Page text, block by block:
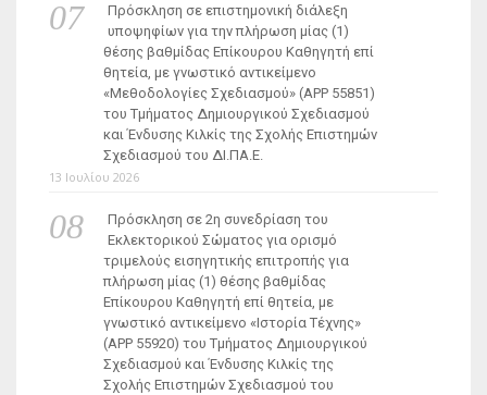
Πρόσκληση σε επιστημονική διάλεξη
υποψηφίων για την πλήρωση μίας (1)
θέσης βαθμίδας Επίκουρου Καθηγητή επί
θητεία, με γνωστικό αντικείμενο
«Μεθοδολογίες Σχεδιασμού» (ΑΡΡ 55851)
του Τμήματος Δημιουργικού Σχεδιασμού
και Ένδυσης Κιλκίς της Σχολής Επιστημών
Σχεδιασμού του ΔΙ.ΠΑ.Ε.
13 Ιουλίου 2026
Πρόσκληση σε 2η συνεδρίαση του
Εκλεκτορικού Σώματος για ορισμό
τριμελούς εισηγητικής επιτροπής για
πλήρωση μίας (1) θέσης βαθμίδας
Επίκουρου Καθηγητή επί θητεία, με
γνωστικό αντικείμενο «Ιστορία Τέχνης»
(ΑΡΡ 55920) του Τμήματος Δημιουργικού
Σχεδιασμού και Ένδυσης Κιλκίς της
Σχολής Επιστημών Σχεδιασμού του